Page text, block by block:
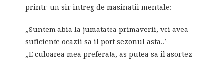
printr-un sir intreg de masinatii mentale:
„Suntem abia la jumatatea primaverii, voi avea
suficiente ocazii sa il port sezonul asta..”
„E culoarea mea preferata, as putea sa il asortez